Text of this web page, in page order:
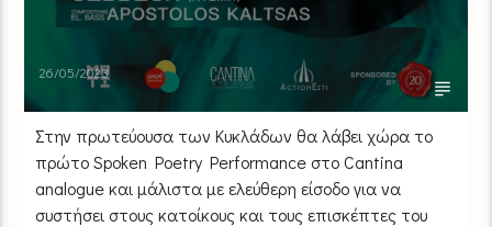
26/05/2023
Στην πρωτεύουσα των Κυκλάδων θα λάβει χώρα το
πρώτο Spoken Poetry Performance στο Cantina
analogue και μάλιστα με ελεύθερη είσοδο για να
συστήσει στους κατοίκους και τους επισκέπτες του